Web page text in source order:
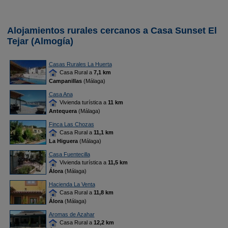
Alojamientos rurales cercanos a Casa Sunset El
Tejar (Almogía)
Casas Rurales La Huerta
Casa Rural a 7,1 km
Campanillas(Málaga)
Casa Ana
Vivienda turística a 11 km
Antequera(Málaga)
Finca Las Chozas
Casa Rural a 11,1 km
La Higuera(Málaga)
Casa Fuentecilla
Vivienda turística a 11,5 km
Álora(Málaga)
Hacienda La Venta
Casa Rural a 11,8 km
Álora(Málaga)
Aromas de Azahar
Casa Rural a 12,2 km